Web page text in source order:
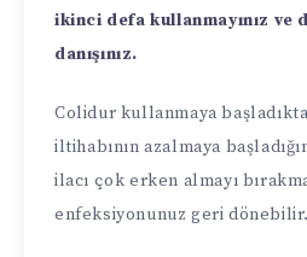
ikinci defa kullanmayınız ve
danışınız.
Colidur kullanmaya
iltihabının azalmaya
ilacı çok erken almayı
enfeksiyonunuz geri dönebilir.